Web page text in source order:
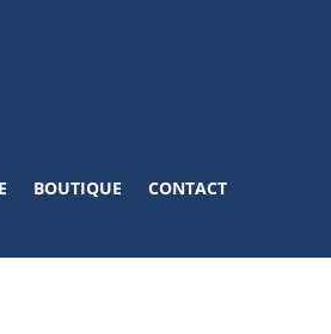
BOUTIQUE CONTACT